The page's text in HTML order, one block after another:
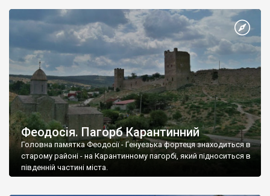
Феодосія. Пагорб Карантинний
Головна памятка Феодосії - Генуезька фортеця знаходиться в
старому районі - на Карантинному пагорбі, який підноситься в
південній частині міста.